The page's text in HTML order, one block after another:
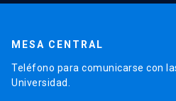
MESA CENTRAL
Teléfono para comunicarse con
Universidad.